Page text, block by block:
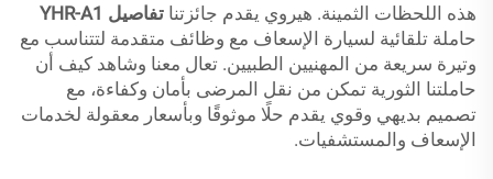
هذه اللحظات الثمينة. هيروي يقدم جائزتنا تفاصيل YHR-A1
حاملة تلقائية لسيارة الإسعاف مع وظائف متقدمة لتتناسب مع
وتيرة سريعة من المهنيين الطبيين. تعال معنا وشاهد كيف أن
حاملتنا الثورية تمكن من نقل المرضى بأمان وكفاءة، مع
تصميم بديهي وقوي يقدم حلًا موثوقًا وبأسعار معقولة لخدمات
الإسعاف والمستشفيات.